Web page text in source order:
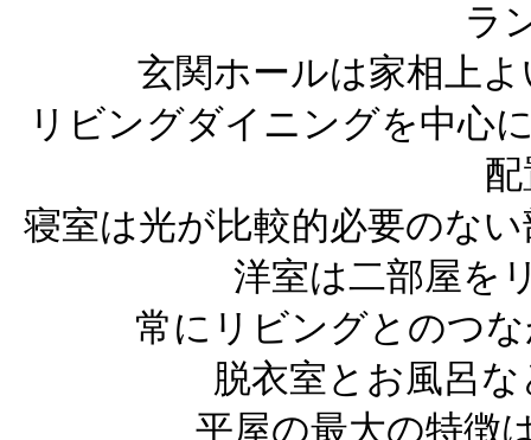
ラ
玄関ホールは家相上
リビングダイニングを中心
寝室は光が比較的必要のな
洋室は二部屋を
常にリビングとのつ
脱衣室とお風呂
平屋の最大の特徴